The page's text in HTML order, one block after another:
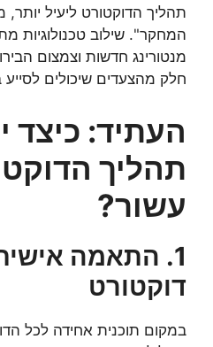
תהליך הדוקטורט ליעיל יותר,
המחקר". שילוב טכנולוגיות
מנטורינג חדשות וצמצום
חלק מהצעדים שיכולים לסייע
העתיד: כיצד
תהליך
עשור?
1. התאמה
דוקטורט
במקום תוכנית אחידה לכל